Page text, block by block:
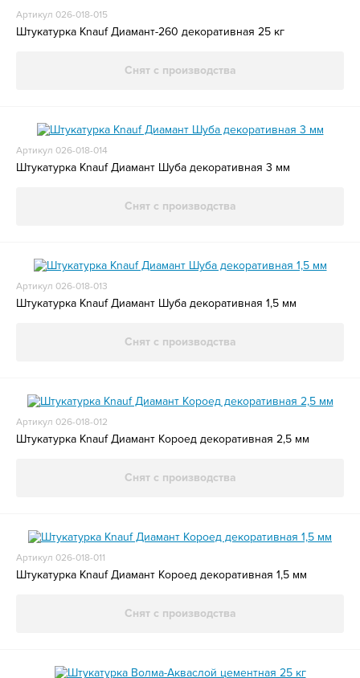
Артикул 026-018-015
Штукатурка Knauf Диамант-260 декоративная 25 кг
Снят с производства
Артикул 026-018-014
Штукатурка Knauf Диамант Шуба декоративная 3 мм
Снят с производства
Артикул 026-018-013
Штукатурка Knauf Диамант Шуба декоративная 1,5 мм
Снят с производства
Артикул 026-018-012
Штукатурка Knauf Диамант Короед декоративная 2,5 мм
Снят с производства
Артикул 026-018-011
Штукатурка Knauf Диамант Короед декоративная 1,5 мм
Снят с производства